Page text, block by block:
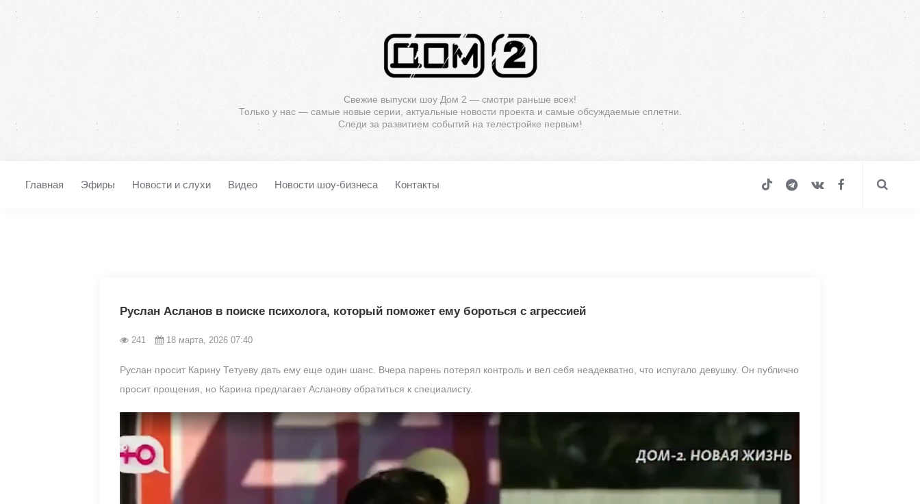
Свежие выпуски шоу Дом 2 — смотри раньше всех!
Только у нас — самые новые серии, актуальные новости проекта и самые обсуждаемые сплетни.
Следи за развитием событий на телестройке первым!
Главная Эфиры Новости и слухи Видео Новости шоу-бизнеса Контакты
Руслан Асланов в поиске психолога, который поможет ему бороться с агрессией
241 18 марта, 2026 07:40
Руслан просит Карину Тетуеву дать ему еще один шанс. Вчера парень потерял контроль и вел себя неадекватно, что испугало девушку. Он публично
просит прощения, но Карина предлагает Асланову обратиться к специалисту.